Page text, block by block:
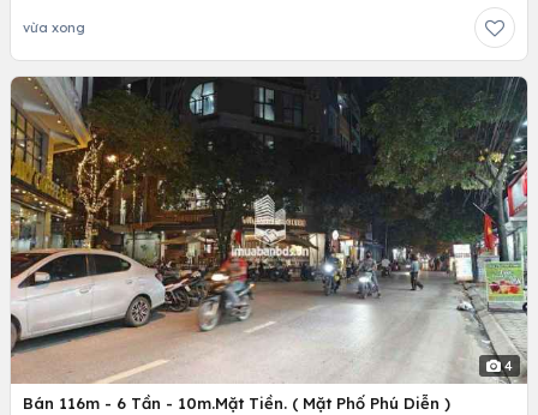
vừa xong
4
Bán 116m - 6 Tần - 10m.Mặt Tiền. ( Mặt Phố Phú Diễn )